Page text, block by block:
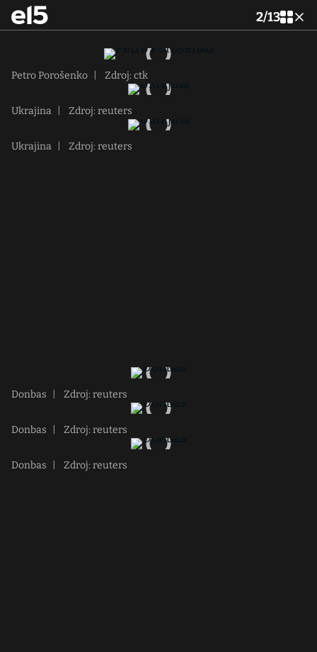
2/13
Petro Porošenko Zdroj: ctk
Ukrajina Zdroj: reuters
Ukrajina Zdroj: reuters
Donbas Zdroj: reuters
Donbas Zdroj: reuters
Donbas Zdroj: reuters